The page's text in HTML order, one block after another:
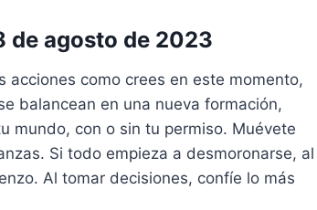
de agosto de 2023
como crees en este momento,
balancean en una nueva formación,
mundo, con o sin tu permiso. Muévete
Si todo empieza a desmoronarse, al
Al tomar decisiones, confíe lo más